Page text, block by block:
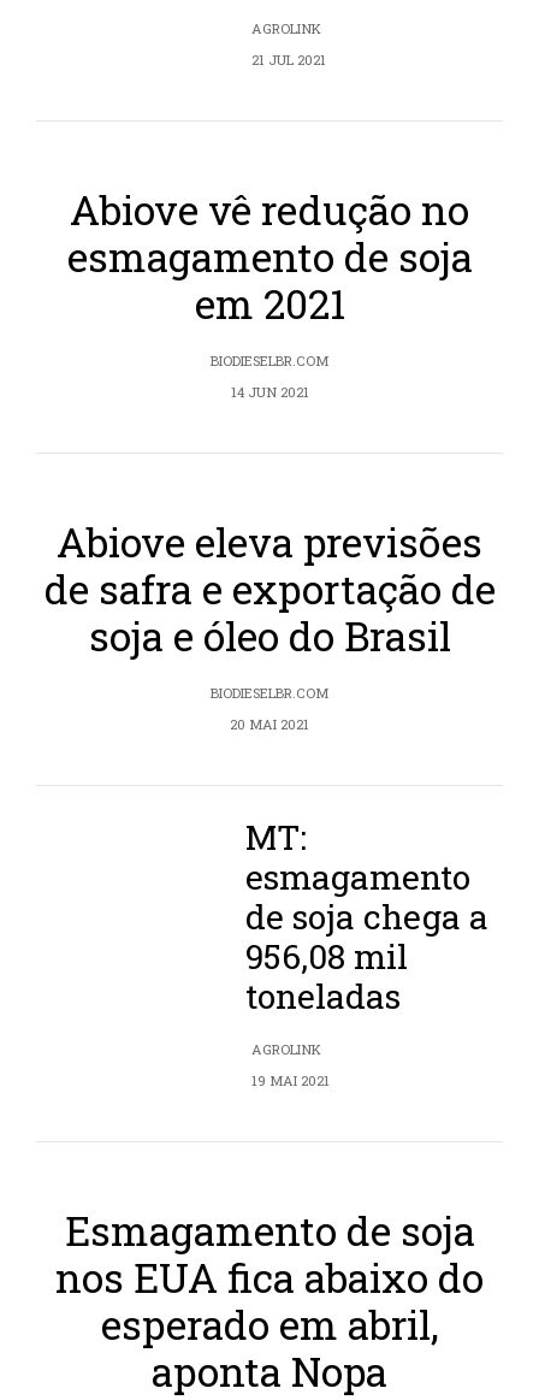
AGROLINK
21 JUL 2021
Abiove vê redução no
esmagamento de soja
em 2021
BIODIESELBR.COM
14 JUN 2021
Abiove eleva previsões
de safra e exportação de
soja e óleo do Brasil
BIODIESELBR.COM
20 MAI 2021
MT:
esmagamento
de soja chega a
956,08 mil
toneladas
AGROLINK
19 MAI 2021
Esmagamento de soja
nos EUA fica abaixo do
esperado em abril,
aponta Nopa